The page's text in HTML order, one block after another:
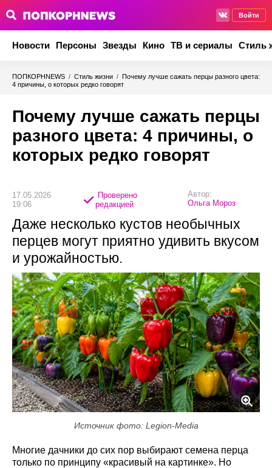
Войти
Новости Персоны Звезды Кино ТВ и сериалы Стиль
ПОПКОРНNEWS / Стиль жизни / Почему лучше сажать перцы разного цвета:
4 причины, о которых редко говорят
Почему лучше сажать перцы
разного цвета: 4 причины, о
которых редко говорят
17.05.2026
19:06
Проверено
редакцией
Автор:
Ольга Мороз
Даже несколько кустов необычных
перцев могут приятно удивить вкусом
и урожайностью.
Источник фото: Legion-Media
Многие дачники до сих пор выбирают семена перца
только по принципу «красивый на картинке». Но